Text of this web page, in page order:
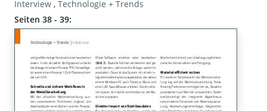
Interview , Technologie + Trends
Seiten 38 - 39: